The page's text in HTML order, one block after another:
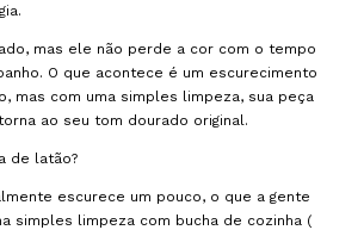
mas ele não perde a cor com o tempo
O que acontece é um escurecimento
mas com uma simples limpeza, sua peça
ao seu tom dourado original.
de latão?
escurece um pouco, o que a gente
simples limpeza com bucha de cozinha (